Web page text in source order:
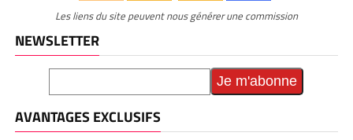
Les liens du site peuvent nous générer une commission
NEWSLETTER
AVANTAGES EXCLUSIFS